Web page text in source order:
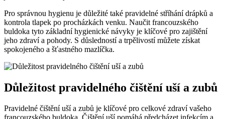
Pro správnou hygienu je důležité také pravidelné stříhání drápků a
kontrola tlapek po procházkách venku. Naučit francouzského
buldoka tyto základní hygienické návyky je klíčové pro zajištění
jeho zdraví a pohody. S důsledností a trpělivostí můžete získat
spokojeného a šťastného mazlíčka.
Důležitost pravidelného čištění uší a zubů
Pravidelné čištění uší a zubů je klíčové pro celkové zdraví vašeho